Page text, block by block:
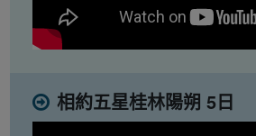
相約五星桂林陽朔 5日